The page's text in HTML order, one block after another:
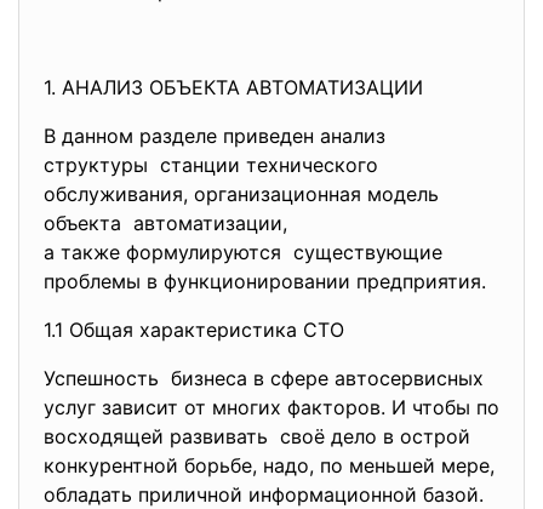
1. АНАЛИЗ ОБЪЕКТА АВТОМАТИЗАЦИИ
В данном разделе приведен анализ
структуры станции технического
обслуживания, организационная модель
объекта автоматизации,
а также формулируются существующие
проблемы в функционировании предприятия.
1.1 Общая характеристика СТО
Успешность бизнеса в сфере автосервисных
услуг зависит от многих факторов. И чтобы по
восходящей развивать своё дело в острой
конкурентной борьбе, надо, по меньшей мере,
обладать приличной информационной базой.